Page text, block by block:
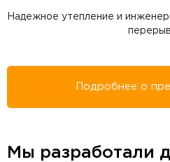
Надежное утепление и
Подробнее о
Мы разработали